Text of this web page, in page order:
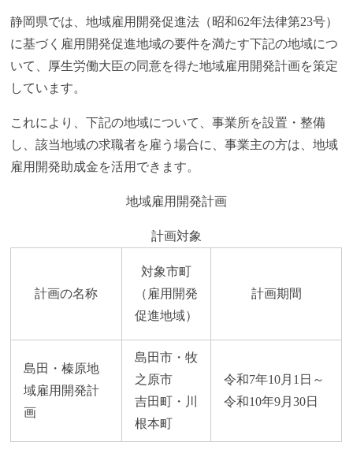
静岡県では、地域雇用開発促進法（昭和62年法律第23号）
に基づく雇用開発促進地域の要件を満たす下記の地域につ
いて、厚生労働大臣の同意を得た地域雇用開発計画を策定
しています。
これにより、下記の地域について、事業所を設置・整備
し、該当地域の求職者を雇う場合に、事業主の方は、地域
雇用開発助成金を活用できます。
地域雇用開発計画
計画対象
計画の名称
対象市町
（雇用開発
促進地域）
計画期間
島田・榛原地
域雇用開発計
画
島田市・牧
之原市
吉田町・川
根本町
令和7年10月1日～
令和10年9月30日